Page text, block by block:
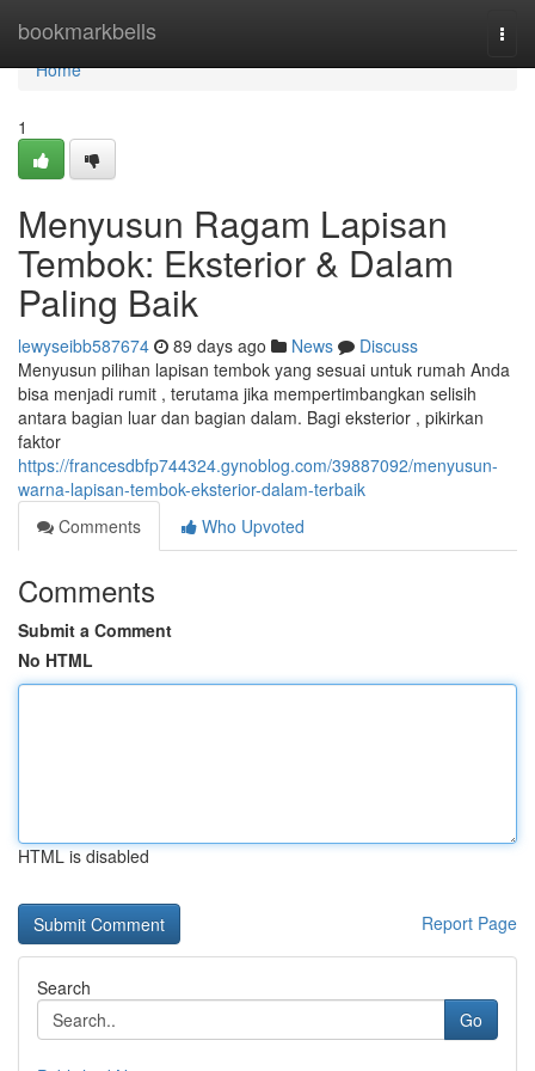
bookmarkbells
Home
Home
1
Menyusun Ragam Lapisan
Tembok: Eksterior & Dalam
Paling Baik
lewyseibb587674 89 days ago News
Discuss
Menyusun pilihan lapisan tembok yang sesuai untuk rumah Anda
bisa menjadi rumit , terutama jika mempertimbangkan selisih
antara bagian luar dan bagian dalam. Bagi eksterior , pikirkan
faktor
https://francesdbfp744324.gynoblog.com/39887092/menyusun-
warna-lapisan-tembok-eksterior-dalam-terbaik
Comments
Who Upvoted
Comments
Submit a Comment
No HTML
HTML is disabled
Report Page
Search
Go